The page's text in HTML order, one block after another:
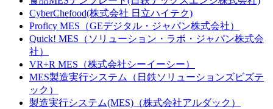
CyberChefood(株式会社 日立ハイテク)
Proficy MES（GEデジタル・ジャパン株式会社）
Quick! MES（ソリューション・ラボ・ジャパン株式会
社）
VR+R MES（株式会社シーイーシー）
MES製造実行システム（日鉄ソリューションズビズテ
ック）
製造実行システム(MES)（株式会社アルダック）